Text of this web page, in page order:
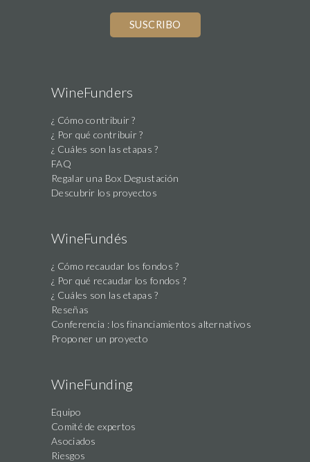
WineFunders
¿ Cómo contribuir ?
¿ Por qué contribuir ?
¿ Cuáles son las etapas ?
FAQ
Regalar una Box Degustación
Descubrir los proyectos
WineFundés
¿ Cómo recaudar los fondos ?
¿ Por qué recaudar los fondos ?
¿ Cuáles son las etapas ?
Reseñas
Conferencia : los financiamientos alternativos
Proponer un proyecto
WineFunding
Equipo
Comité de expertos
Asociados
Riesgos